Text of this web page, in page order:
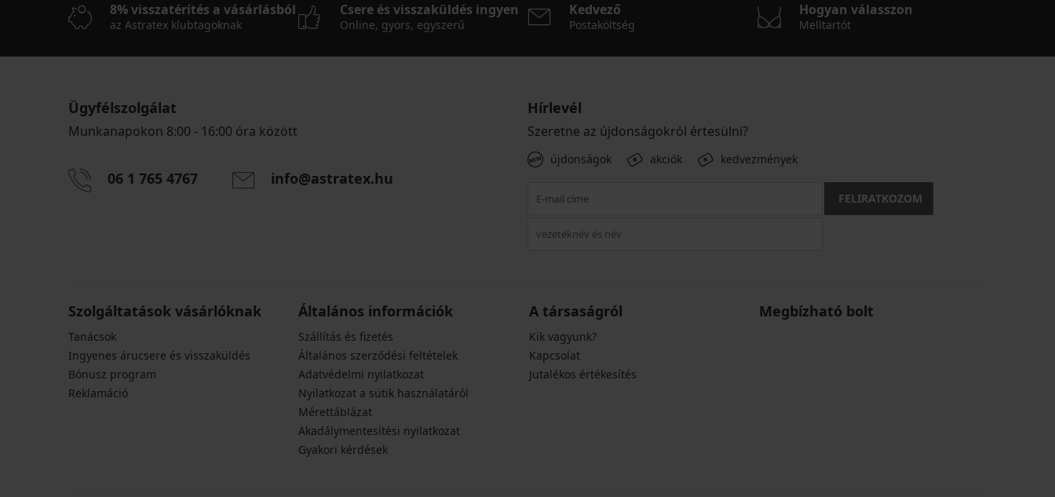
8% visszatérítés a vásárlásból
az Astratex klubtagoknak
Csere és visszaküldés ingyen
Online, gyors, egyszerű
Kedvező
Postaköltség
Hogyan válasszon
Melltartót
Ügyfélszolgálat
Munkanapokon 8:00 - 16:00 óra között
06 1 765 4767 info@astratex.hu
Hírlevél
Szeretne az újdonságokról értesülni?
újdonságok akciók kedvezmények
FELIRATKOZOM
Szolgáltatások vásárlóknak
Tanácsok
Ingyenes árucsere és visszaküldés
Bónusz program
Reklamáció
Általános információk
Szállítás és fizetés
Általános szerződési feltételek
Adatvédelmi nyilatkozat
Nyilatkozat a sütik használatáról
Mérettáblázat
Akadálymentesítési nyilatkozat
Gyakori kérdések
A társaságról
Kik vagyunk?
Kapcsolat
Jutalékos értékesítés
Megbízható bolt